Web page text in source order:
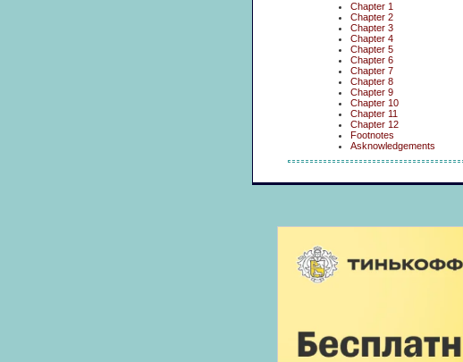
Chapter 1
Chapter 2
Chapter 3
Chapter 4
Chapter 5
Chapter 6
Chapter 7
Chapter 8
Chapter 9
Chapter 10
Chapter 11
Chapter 12
Footnotes
Asknowledgements